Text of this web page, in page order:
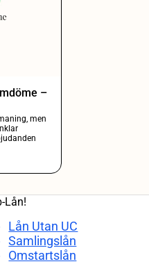
–
men
Lån!
Lån Utan UC
Samlingslån
Omstartslån